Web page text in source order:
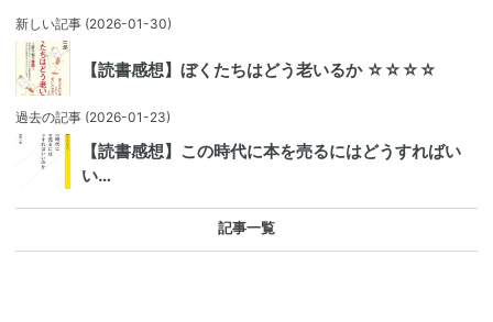
新しい記事 (2026-01-30)
【読書感想】ぼくたちはどう老いるか ☆☆☆☆
過去の記事 (2026-01-23)
【読書感想】この時代に本を売るにはどうすればい
い…
記事一覧